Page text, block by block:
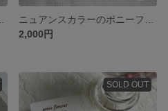
2,000円
SOLD OUT